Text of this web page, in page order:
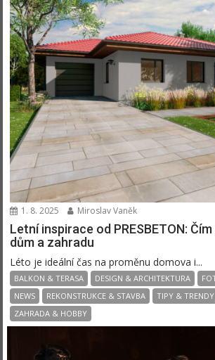
1. 8. 2025 Miroslav Vaněk
Letní inspirace od PRESBETON:
dům a zahradu
Léto je ideální čas na proměnu domova i...
BALKON & TERASA DESIGN & ARCHITEKTURA
NEWS
REKONSTRUKCE & STAVBA
TIPY & TRENDY
ZAHRADA & HOBBY